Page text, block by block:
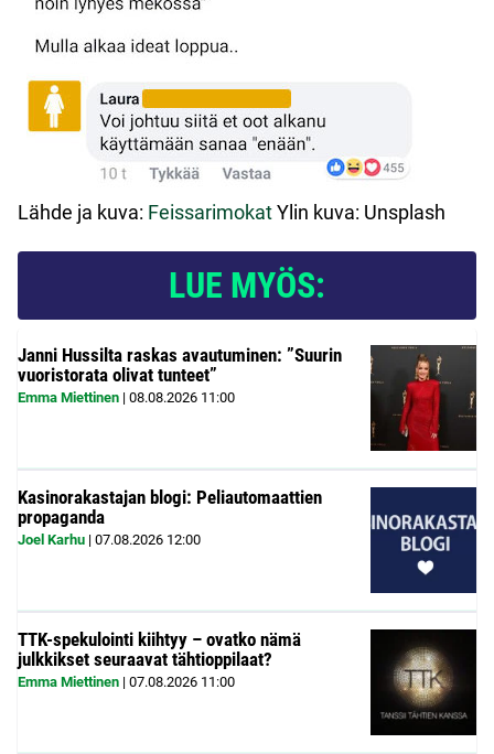
Lähde ja kuva: FeissarimokatYlin kuva: Unsplash
LUE MYÖS:
Janni Hussilta raskas avautuminen: ”Suurin
vuoristorata olivat tunteet”
Emma Miettinen | 08.08.2026 11:00
Kasinorakastajan blogi: Peliautomaattien
propaganda
Joel Karhu | 07.08.2026 12:00
TTK-spekulointi kiihtyy – ovatko nämä
julkkikset seuraavat tähtioppilaat?
Emma Miettinen | 07.08.2026 11:00